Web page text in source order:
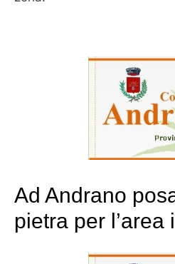
Ad Andrano
pietra per l’area